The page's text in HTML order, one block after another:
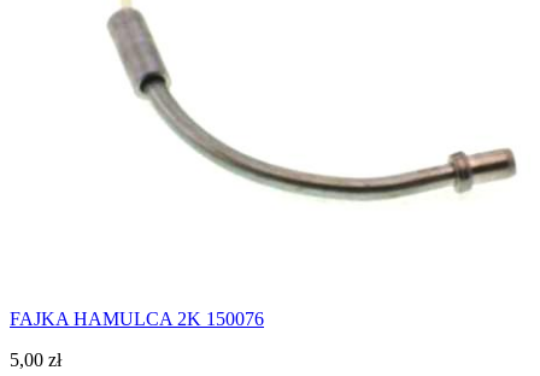
FAJKA HAMULCA 2K 150076
5,00 zł